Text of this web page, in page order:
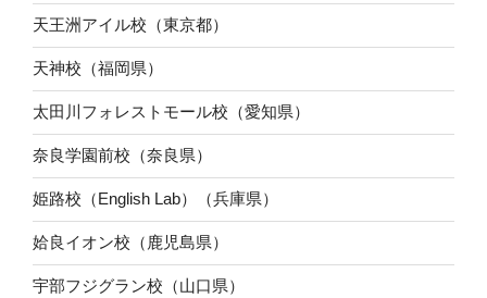
天王洲アイル校（東京都）
天神校（福岡県）
太田川フォレストモール校（愛知県）
奈良学園前校（奈良県）
姫路校（English Lab）（兵庫県）
姶良イオン校（鹿児島県）
宇部フジグラン校（山口県）